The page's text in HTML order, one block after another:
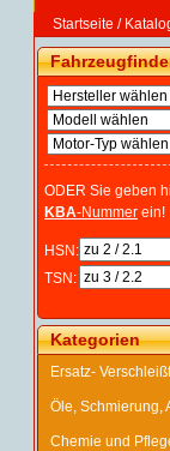
Startseite /
ODER Sie geben
KBA-Nummer ein!
HSN:
TSN:
Kategorien
Ersatz-
Öle, Schmierung,
Chemie und